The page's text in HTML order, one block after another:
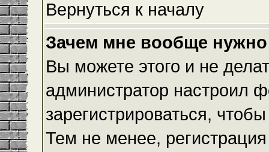
Вернуться к началу
Зачем мне вообще нужно
Вы можете этого и не
администратор настроил
зарегистрироваться,
Тем не менее,